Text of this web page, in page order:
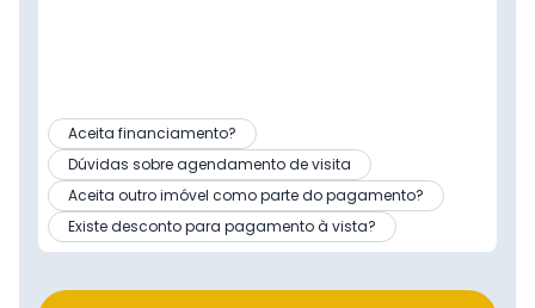
Aceita financiamento?
Dúvidas sobre agendamento de visita
Aceita outro imóvel como parte do pagamento?
Existe desconto para pagamento à vista?